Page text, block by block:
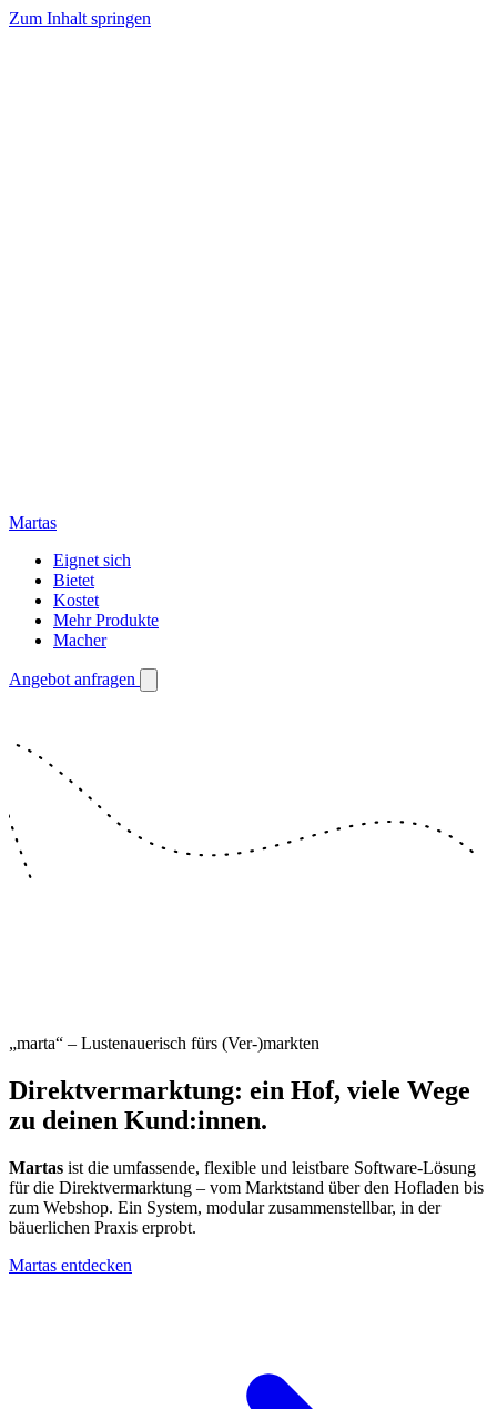
Zum Inhalt springen
Martas
Eignet sich
Bietet
Kostet
Mehr Produkte
Macher
Angebot anfragen
„marta“ – Lustenauerisch fürs (Ver-)markten
Direktvermarktung: ein Hof, viele Wege
zu deinen Kund:innen.
Martas ist die umfassende, flexible und leistbare Software-Lösung
für die Direktvermarktung – vom Marktstand über den Hofladen bis
zum Webshop. Ein System, modular zusammenstellbar, in der
bäuerlichen Praxis erprobt.
Martas entdecken